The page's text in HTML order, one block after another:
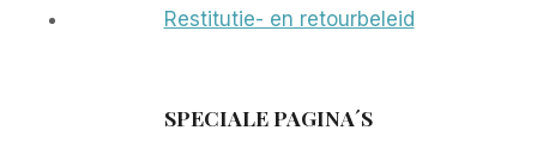
Restitutie- en retourbeleid
SPECIALE PAGINA´S